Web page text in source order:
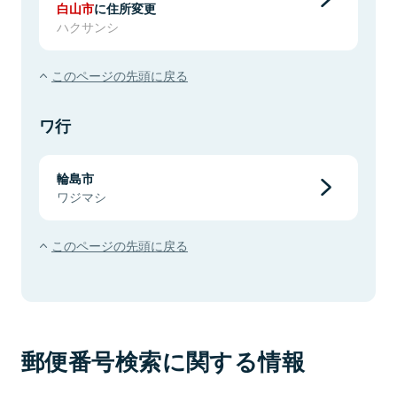
白山市に住所変更
ハクサンシ
このページの先頭に戻る
ワ行
輪島市
ワジマシ
このページの先頭に戻る
郵便番号検索に関する情報